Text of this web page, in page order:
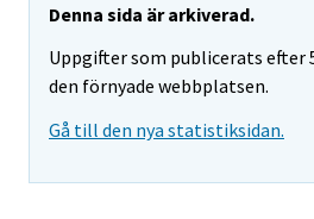
Denna sida är arkiverad.
Uppgifter som publicerats efter
den förnyade webbplatsen.
Gå till den nya statistiksidan.